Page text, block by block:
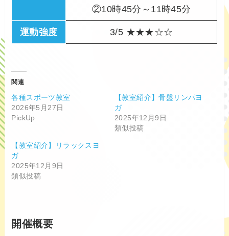
②10時45分～11時45分
運動強度 3/5 ★★★☆☆
関連
各種スポーツ教室
2026年5月27日
PickUp
【教室紹介】骨盤リンパヨ
ガ
2025年12月9日
類似投稿
【教室紹介】リラックスヨ
ガ
2025年12月9日
類似投稿
開催概要